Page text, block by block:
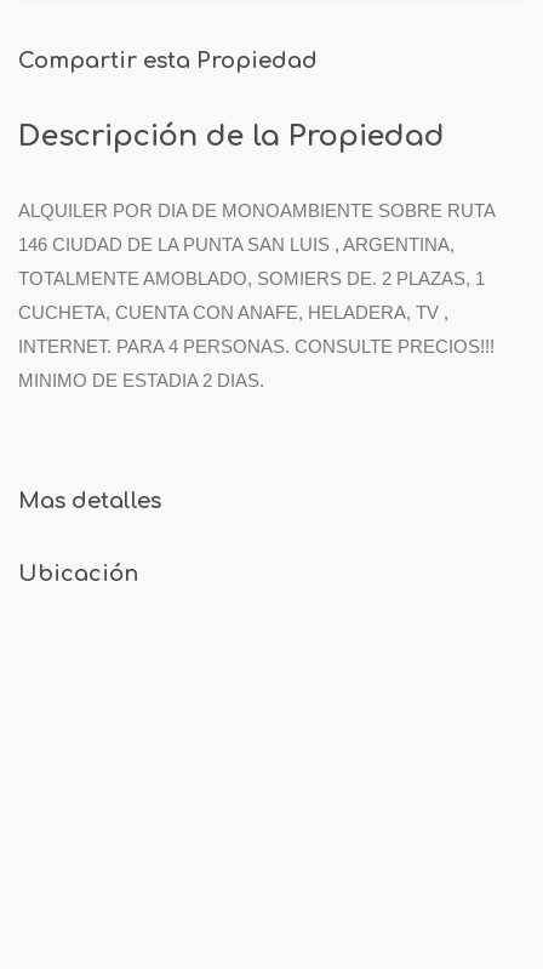
Compartir esta Propiedad
Descripción de la Propiedad
ALQUILER POR DIA DE MONOAMBIENTE SOBRE RUTA
146 CIUDAD DE LA PUNTA SAN LUIS , ARGENTINA,
TOTALMENTE AMOBLADO, SOMIERS DE. 2 PLAZAS, 1
CUCHETA, CUENTA CON ANAFE, HELADERA, TV ,
INTERNET. PARA 4 PERSONAS. CONSULTE PRECIOS!!!
MINIMO DE ESTADIA 2 DIAS.
Mas detalles
Ubicación